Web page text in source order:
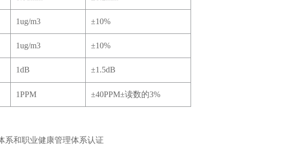
1ug/m3 ±10%
1ug/m3 ±10%
1dB ±1.5dB
1PPM ±40PPM±读数的3%
和职业健康管理体系认证